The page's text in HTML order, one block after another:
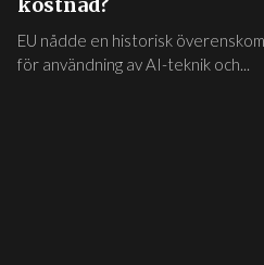
kostnad?
EU nådde en historisk
för användning av AI-teknik och...